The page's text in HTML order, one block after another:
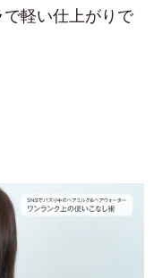
軽い仕上がりで